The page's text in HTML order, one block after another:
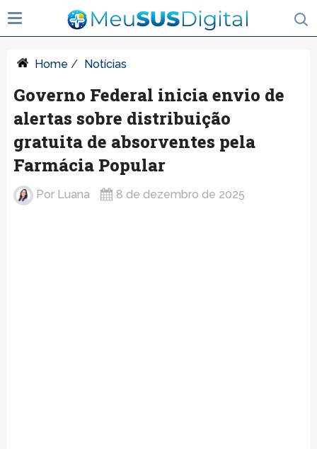
Home / Notícias
Governo Federal inicia envio de
alertas sobre distribuição
gratuita de absorventes pela
Farmácia Popular
Por Luana 8 de dezembro de 2025